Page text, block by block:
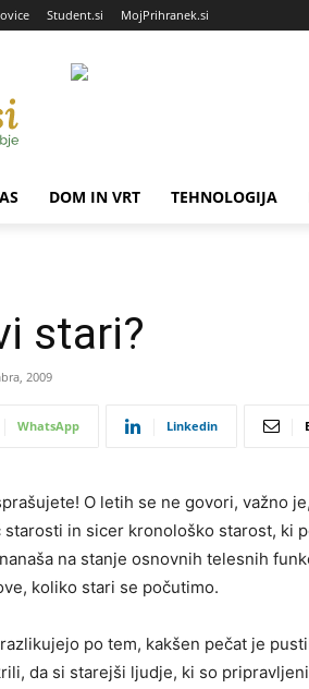
Student.si MojPrihranek.si
DOM IN VRT TEHNOLOGIJA
stari?
2009
WhatsApp Linkedin
O letih se ne govori, važno
starosti in sicer kronološko starost, ki
na stanje osnovnih telesnih
koliko stari se počutimo.
po tem, kakšen pečat je
da si starejši ljudje, ki so